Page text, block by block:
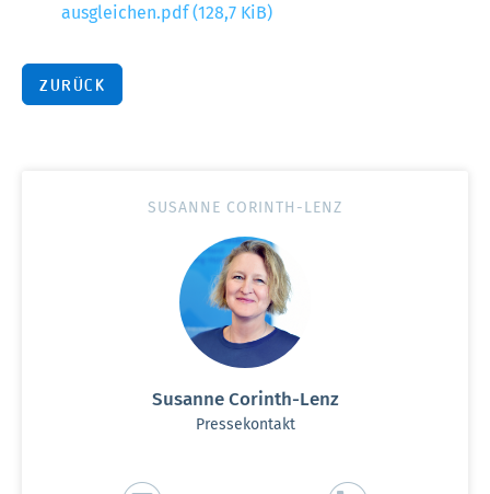
ausgleichen.pdf(128,7 KiB)
ZURÜCK
SUSANNE CORINTH-LENZ
Susanne Corinth-Lenz
Pressekontakt